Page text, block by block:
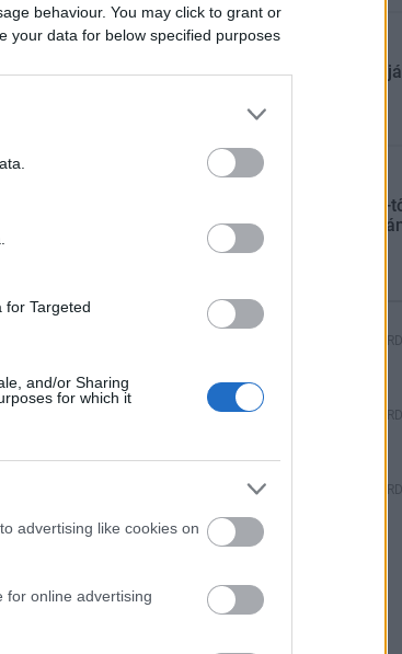
behaviour. You may click to grant or
your data for below specified purposes
for Targeted
and/or Sharing
for which it
advertising like cookies on
for online advertising
Húsvéti
Július